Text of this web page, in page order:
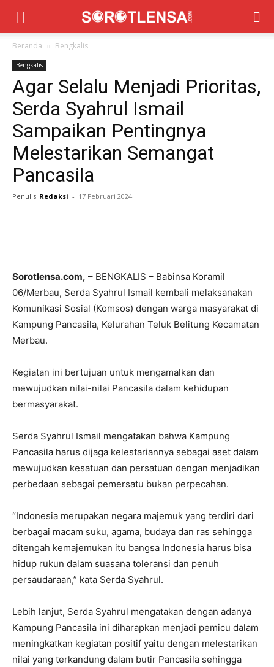
Beranda Bengkalis
Bengkalis
Agar Selalu Menjadi Prioritas,
Serda Syahrul Ismail
Sampaikan Pentingnya
Melestarikan Semangat
Pancasila
Penulis Redaksi - 17 Februari 2024
Sorotlensa.com, – BENGKALIS – Babinsa Koramil
06/Merbau, Serda Syahrul Ismail kembali melaksanakan
Komunikasi Sosial (Komsos) dengan warga masyarakat di
Kampung Pancasila, Kelurahan Teluk Belitung Kecamatan
Merbau.
Kegiatan ini bertujuan untuk mengamalkan dan
mewujudkan nilai-nilai Pancasila dalam kehidupan
bermasyarakat.
Serda Syahrul Ismail mengatakan bahwa Kampung
Pancasila harus dijaga kelestariannya sebagai aset dalam
mewujudkan kesatuan dan persatuan dengan menjadikan
perbedaan sebagai pemersatu bukan perpecahan.
“Indonesia merupakan negara majemuk yang terdiri dari
berbagai macam suku, agama, budaya dan ras sehingga
ditengah kemajemukan itu bangsa Indonesia harus bisa
hidup rukun dalam suasana toleransi dan penuh
persaudaraan,” kata Serda Syahrul.
Lebih lanjut, Serda Syahrul mengatakan dengan adanya
Kampung Pancasila ini diharapkan menjadi pemicu dalam
meningkatkan kegiatan positif yaitu dengan melestarikan
nilai yang terkandung dalam butir Pancasila sehingga